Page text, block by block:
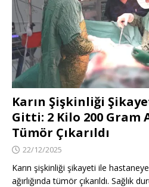
Karın Şişkinliği
Gitti: 2 Kilo 200 Gram
Tümör Çıkarıldı
22/12/2025
Karın şişkinliği şikayeti ile
ağırlığında tümör çıkarıldı. Sağlık